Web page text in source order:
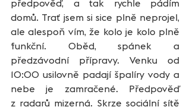
předpověď, a tak rychle pádím
domů. Trať jsem si sice plně neprojel,
ale alespoň vím, že kolo je kolo plně
funkční. Oběd, spánek a
předzávodní přípravy. Venku od
10:00 usilovně padají špalíry vody a
nebe je zamračené. Předpověď
z radarů mizerná. Skrze sociální sítě